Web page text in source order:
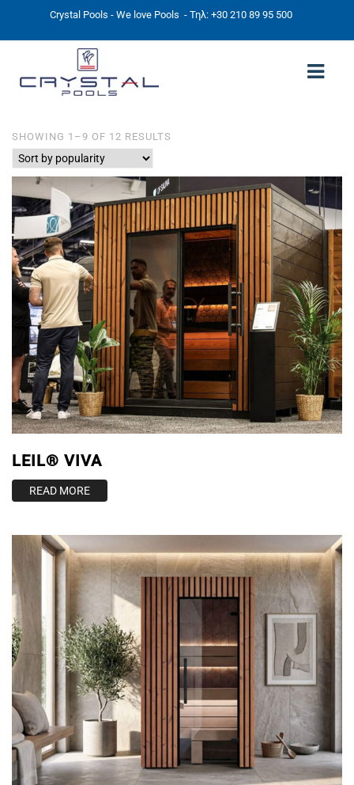
Crystal Pools - We love Pools - Τηλ: +30 210 89 95 500
ΑΡΧΙΚΉ
PHOTOS
ΠΙΣΙΝΕΣ
ΠΙΣΙΝΕΣ ΠΡΟΚΑΤ (ΑΔΕΙΑ ΜΙΚΡΗΣ ΚΛΙΜΑΚΑΣ)
ΥΠΕΡΓΕΙΕΣ – ΧΩΡΙΣ ΑΔΕΙΑ
ΠΙΣΙΝΕΣ ΜΠΕΤΟΝ
ΠΙΣΙΝΑ SKIMMER
ΠΙΣΙΝΑ ΜΕ ΥΠΕΡΧΕΙΛΙΣΗ
ΠΙΣΙΝΑ ΜΕ ΚΑΤΑΡΡΑΚΤΗ
ΠΙΣΙΝΕΣ GUNITE
ΠΙΣΙΝΕΣ ΠΛΑΖ
SPAS
ΕΠΕΝΔΥΣΗ
ΕΞΟΠΛΙΣΜΟΣ ΑΞΕΣΟΥΑΡ ΠΙΣΙΝΑΣ
ΑΠΟΛΥΜΑΝΣΗ ΝΕΡΟΥ
ΣΥΝΤΉΡΗΣΗ
ΕΠΙΚΟΙΝΩΝΙΑ
SERVICE
ESHOP
ΑΝΤΛΊΕΣ ΑΝΑΚΥΚΛΟΦΟΡΊΑΣ
SHOWING 1–9 OF 12 RESULTS
POPULARITY
LEIL® VIVA
READ MORE